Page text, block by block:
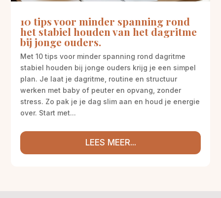
10 tips voor minder spanning rond
het stabiel houden van het dagritme
bij jonge ouders.
Met 10 tips voor minder spanning rond dagritme
stabiel houden bij jonge ouders krijg je een simpel
plan. Je laat je dagritme, routine en structuur
werken met baby of peuter en opvang, zonder
stress. Zo pak je je dag slim aan en houd je energie
over. Start met...
LEES MEER...